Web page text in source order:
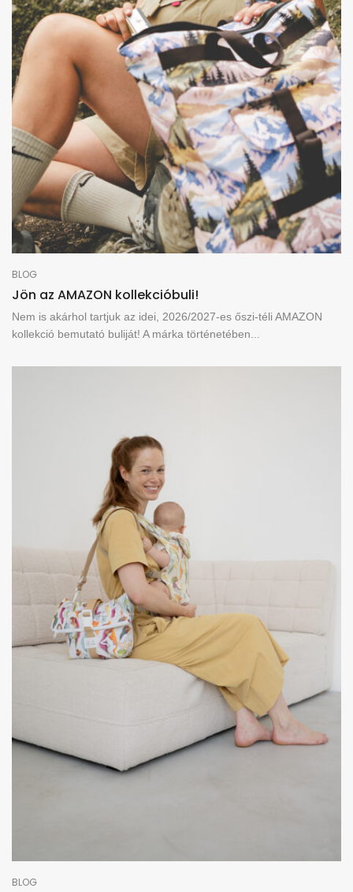
BLOG
Jön az AMAZON kollekcióbuli!
Nem is akárhol tartjuk az idei, 2026/2027-es őszi-téli AMAZON
kollekció bemutató buliját! A márka történetében...
BLOG